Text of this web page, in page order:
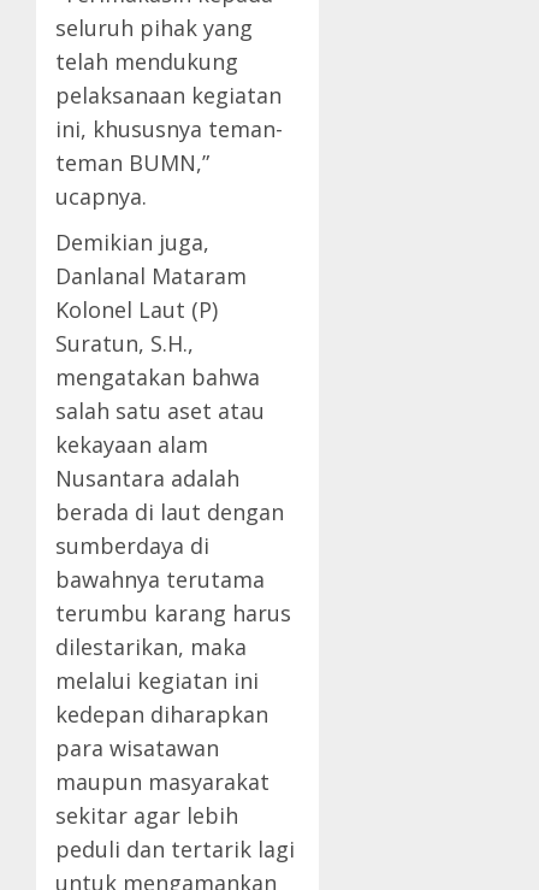
seluruh pihak yang
telah mendukung
pelaksanaan kegiatan
ini, khususnya teman-
teman BUMN,”
ucapnya.
Demikian juga,
Danlanal Mataram
Kolonel Laut (P)
Suratun, S.H.,
mengatakan bahwa
salah satu aset atau
kekayaan alam
Nusantara adalah
berada di laut dengan
sumberdaya di
bawahnya terutama
terumbu karang harus
dilestarikan, maka
melalui kegiatan ini
kedepan diharapkan
para wisatawan
maupun masyarakat
sekitar agar lebih
peduli dan tertarik lagi
untuk mengamankan